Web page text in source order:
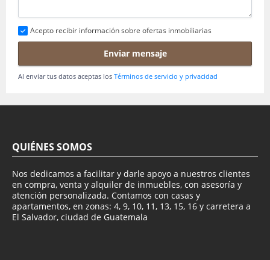
Acepto recibir información sobre ofertas inmobiliarias
Enviar mensaje
Al enviar tus datos aceptas los Términos de servicio y privacidad
QUIÉNES SOMOS
Nos dedicamos a facilitar y darle apoyo a nuestros clientes
en compra, venta y alquiler de inmuebles, con asesoría y
atención personalizada. Contamos con casas y
apartamentos, en zonas: 4, 9, 10, 11, 13, 15, 16 y carretera a
El Salvador, ciudad de Guatemala